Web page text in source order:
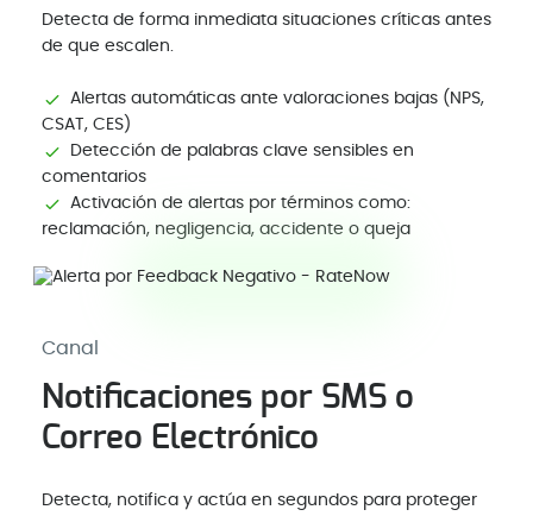
Detecta de forma inmediata situaciones críticas antes
de que escalen.
Alertas automáticas ante valoraciones bajas (NPS,
CSAT, CES)
Detección de palabras clave sensibles en
comentarios
Activación de alertas por términos como:
reclamación, negligencia, accidente o queja
Canal
Notificaciones por SMS o
Correo Electrónico
Detecta, notifica y actúa en segundos para proteger